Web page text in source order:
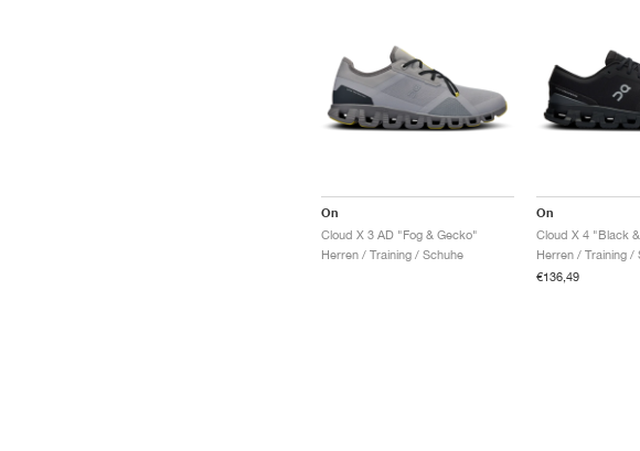
On
Cloud X 3 AD "Fog & Gecko"
Herren / Training / Schuhe
On
Cloud X 4 "Black
Herren / Training /
€136,49